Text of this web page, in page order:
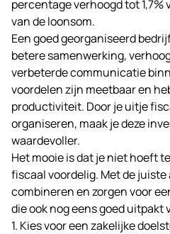
percentage verhoogd tot
van de loonsom.
Een goed georganiseerd
betere samenwerking,
verbeterde communicatie
voordelen zijn meetbaar en
productiviteit. Door je uitje
organiseren, maak je deze
waardevoller.
Het mooie is dat je niet hoeft
fiscaal voordelig. Met de juiste
combineren en zorgen voor
die ook nog eens goed uitpakt
1. Kies voor een zakelijke